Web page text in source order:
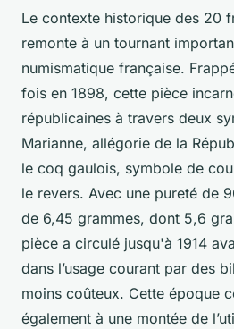
Le contexte historique des 20
remonte à un tournant
numismatique française.
fois en 1898, cette pièce
républicaines à travers deux
Marianne, allégorie de la
le coq gaulois, symbole de
le revers. Avec une pureté de
de 6,45 grammes, dont 5,6
pièce a circulé jusqu'à 1914
dans l’usage courant par des
moins coûteux. Cette époque
également à une montée de